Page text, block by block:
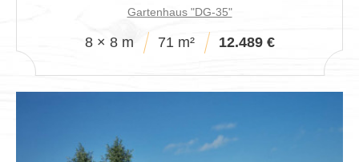
Gartenhaus "DG-35"
8 × 8 m 71 m² 12.489 €